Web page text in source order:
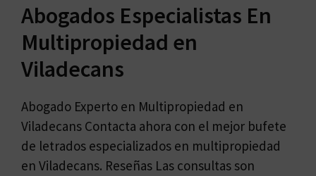
Abogados Especialistas En
Multipropiedad en
Viladecans
Abogado Experto en Multipropiedad en
Viladecans Contacta ahora con el mejor bufete
de letrados especializados en multipropiedad
en Viladecans. Reseñas Las consultas son